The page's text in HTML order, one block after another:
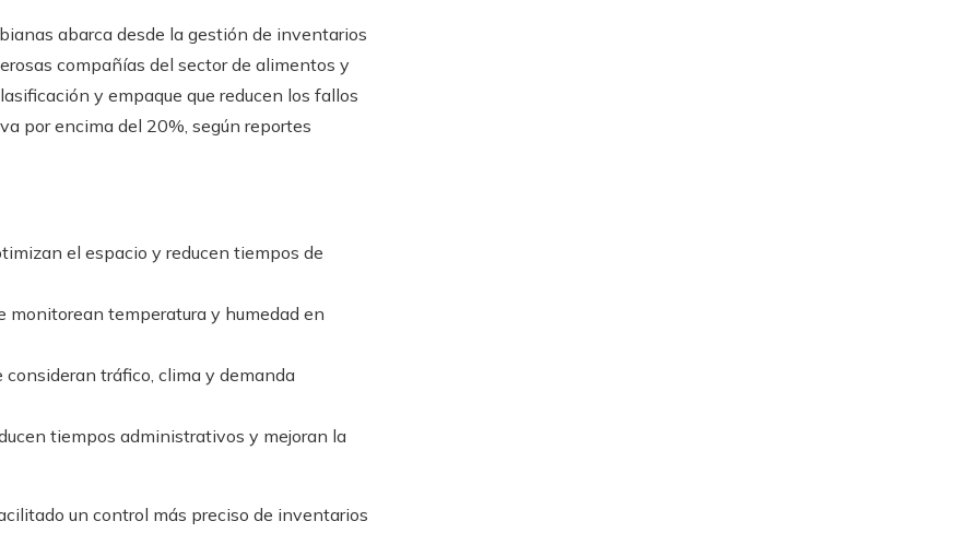
abarca desde la gestión de inventarios
compañías del sector de alimentos y
y empaque que reducen los fallos
por encima del 20%, según reportes
el espacio y reducen tiempos de
monitorean temperatura y humedad en
tráfico, clima y demanda
tiempos administrativos y mejoran la
un control más preciso de inventarios